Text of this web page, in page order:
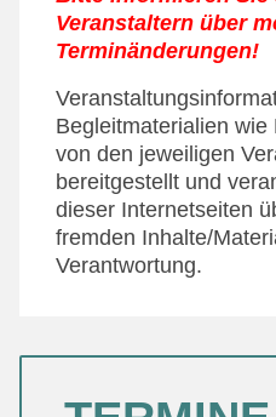
Veranstaltern über
Terminänderungen!
Begleitmaterialien
von den jeweiligen
bereitgestellt und
dieser Internetseiten
fremden Inhalte/
Verantwortung.